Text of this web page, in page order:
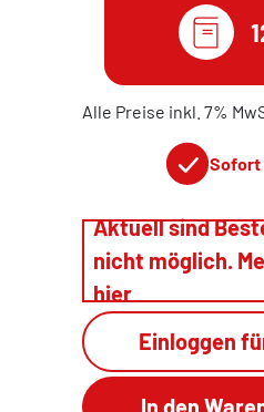
Alle Preise inkl. 7%
Sofort
Aktuell sind
nicht möglich.
hier
Einloggen